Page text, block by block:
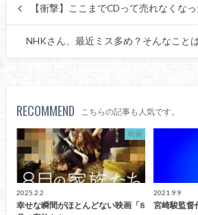
【衝撃】ここまでCDって売れなくな
NHKさん、最近ミス多め？そんなこと
RECOMMEND こちらの記事も人気です。
映画
2025.2.2
幸せな瞬間がほとんどない映画「8
2021.9.9
宮崎駿監督